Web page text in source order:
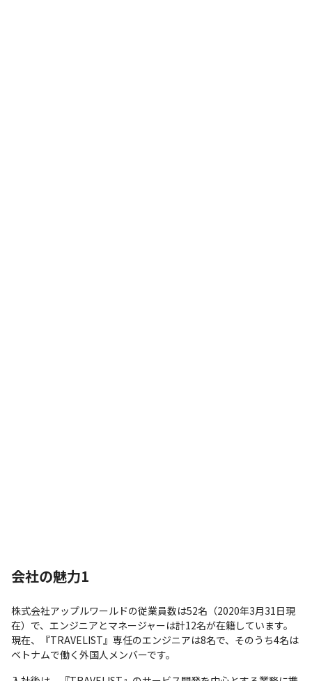
会社の魅力1
株式会社アップルワールドの従業員数は52名（2020年3月31日現
在）で、エンジニアとマネージャーは計12名が在籍しています。
現在、『TRAVELIST』専任のエンジニアは8名で、そのうち4名は
ベトナムで働く外国人メンバーです。